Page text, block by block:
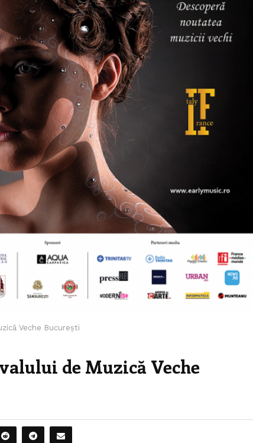
Veche București
de Muzică Veche